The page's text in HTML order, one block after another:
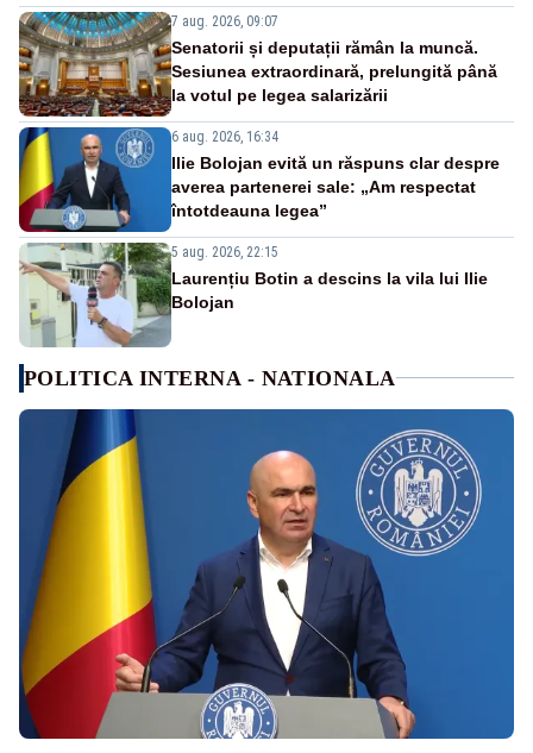
7 aug. 2026, 09:07
Senatorii și deputații rămân la muncă.
Sesiunea extraordinară, prelungită până
la votul pe legea salarizării
6 aug. 2026, 16:34
Ilie Bolojan evită un răspuns clar despre
averea partenerei sale: „Am respectat
întotdeauna legea”
5 aug. 2026, 22:15
Laurențiu Botin a descins la vila lui Ilie
Bolojan
POLITICA INTERNA - NATIONALA